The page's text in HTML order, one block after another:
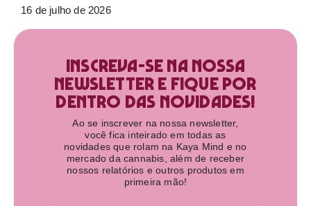
16 de julho de 2026
Inscreva-se na nossa
newsletter e fique por
dentro das novidades!​
Ao se inscrever na nossa newsletter,
você fica inteirado em todas as
novidades que rolam na Kaya Mind e no
mercado da cannabis, além de receber
nossos relatórios e outros produtos em
primeira mão!